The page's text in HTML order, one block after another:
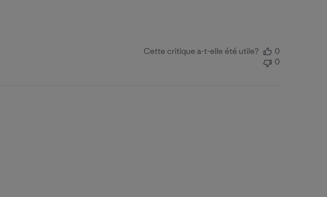
Cette critique a-t-elle été utile?
0
0